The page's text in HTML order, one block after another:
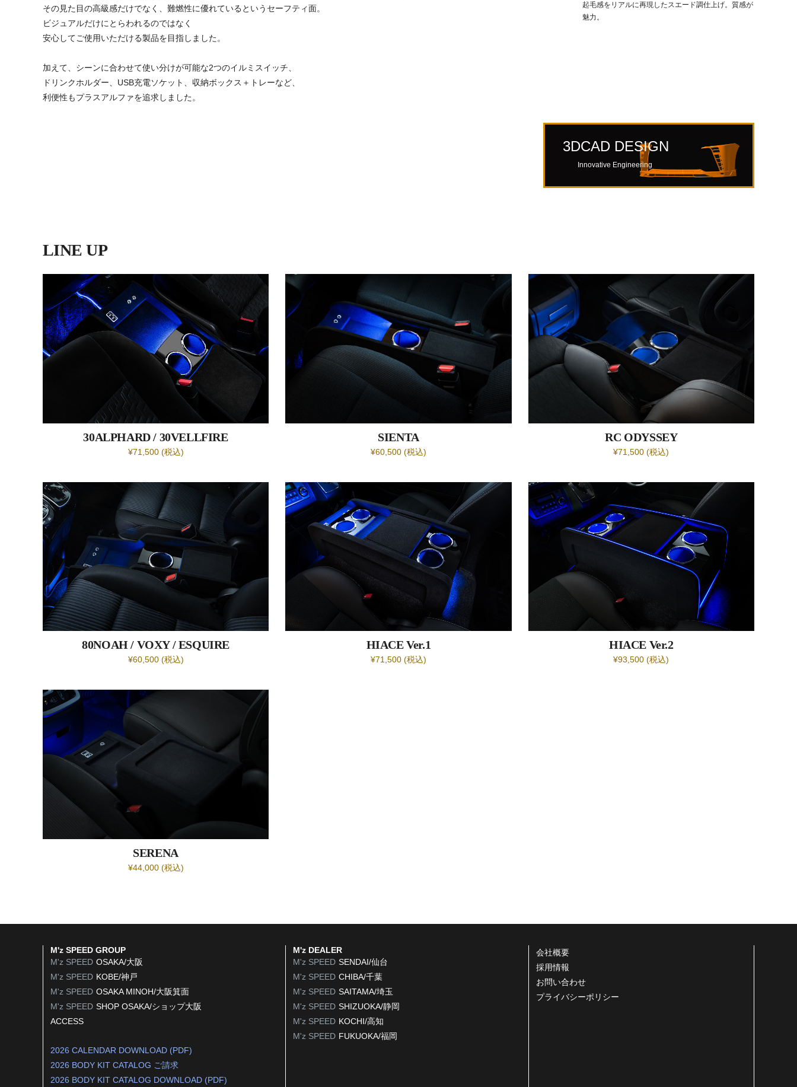
その見た目の高級感だけでなく、難燃性に優れているというセーフティ面。
ビジュアルだけにとらわれるのではなく
安心してご使用いただける製品を目指しました。
加えて、シーンに合わせて使い分けが可能な2つのイルミスイッチ、
ドリンクホルダー、USB充電ソケット、収納ボックス＋トレーなど、
利便性もプラスアルファを追求しました。
起毛感をリアルに再現したスエード調仕上げ。質感が
魅力。
3DCAD DESIGN
Innovative Engineering
LINE UP
30ALPHARD / 30VELLFIRE
¥71,500 (税込)
SIENTA
¥60,500 (税込)
RC ODYSSEY
¥71,500 (税込)
80NOAH / VOXY / ESQUIRE
¥60,500 (税込)
HIACEVer.1
¥71,500 (税込)
HIACE Ver.2
¥93,500 (税込)
SERENA
¥44,000 (税込)
M'z SPEED GROUP
M'z SPEED OSAKA/大阪
M'z SPEED KOBE/神戸
M'z SPEED OSAKA MINOH/大阪箕面
M'z SPEED SHOP OSAKA/ショップ大阪
ACCESS
2026 CALENDAR DOWNLOAD (PDF)
2026 BODY KIT CATALOG ご請求
2026 BODY KIT CATALOG DOWNLOAD (PDF)
M'z DEALER
M'z SPEED SENDAI/仙台
M'z SPEED CHIBA/千葉
M'z SPEED SAITAMA/埼玉
M'z SPEED SHIZUOKA/静岡
M'z SPEED KOCHI/高知
M'z SPEED FUKUOKA/福岡
会社概要
採用情報
お問い合わせ
プライバシーポリシー